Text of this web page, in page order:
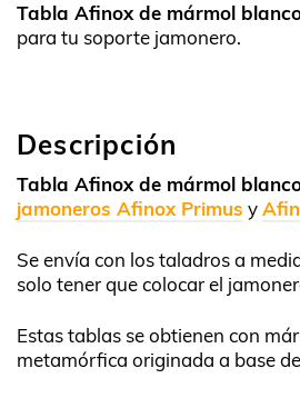
Tabla Afinox de mármol
para tu soporte jamonero.
Descripción
Tabla Afinox de mármol
jamoneros Afinox Primus y
Se envía con los taladros a
solo tener que colocar el
Estas tablas se obtienen con
metamórfica originada a base